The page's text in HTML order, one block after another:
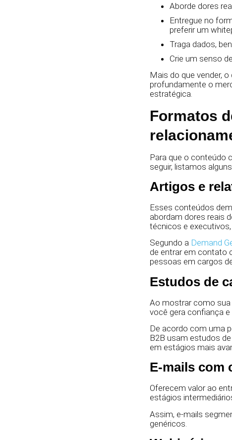
Aborde dores
Entregue no
preferir um
Traga dados,
Crie um senso
Mais do que vender,
profundamente o
estratégica.
Formatos
Para que o conteúdo
seguir, listamos
Artigos e
Esses conteúdos
abordam dores reais
técnicos e
Segundo a Demand
de entrar em contato
pessoas em cargos
Estudos de
Ao mostrar como
você gera confiança
De acordo com uma
B2B usam estudos
em estágios mais
E-mails com
Oferecem valor ao
estágios
Assim, e-mails
genéricos.